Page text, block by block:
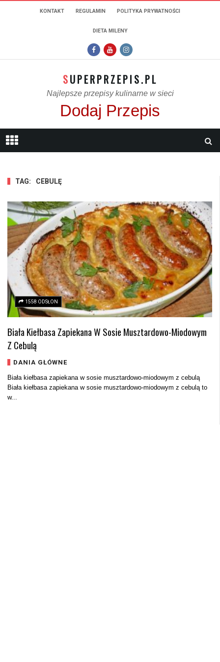
KONTAKT REGULAMIN POLITYKA PRYWATNOŚCI
DIETA MILENY
SUPERPRZEPIS.PL
Najlepsze przepisy kulinarne w sieci
Dodaj Przepis
TAG: CEBULĘ
1558 ODSŁON
Biała Kiełbasa Zapiekana W Sosie Musztardowo-Miodowym
Z Cebulą
DANIA GŁÓWNE
Biała kiełbasa zapiekana w sosie musztardowo-miodowym z cebulą
Biała kiełbasa zapiekana w sosie musztardowo-miodowym z cebulą to
w...